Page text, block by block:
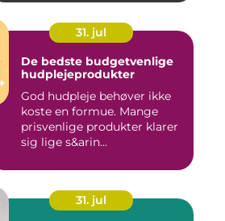
31. jul
De bedste budgetvenlige
hudplejeprodukter
God hudpleje behøver ikke
koste en formue. Mange
prisvenlige produkter klarer
sig lige s&arin...
31. jul